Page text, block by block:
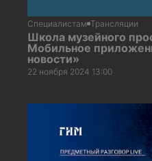
Специалистам Трансляции
Школа музейного
Мобильное
новости»
22 ноября 2024 13:00